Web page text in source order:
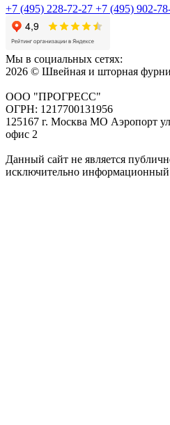
+7 (495) 228-72-27 +7 (495) 902-
Мы в социальных сетях:
2026 © Швейная и шторная
ООО "ПРОГРЕСС"
ОГРН: 1217700131956
125167 г. Москва МО Аэропорт
офис 2
Данный сайт не является
исключительно информационный